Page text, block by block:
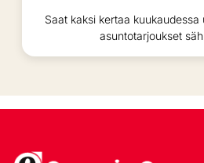
Saat kaksi kertaa kuukaudessa
asuntotarjoukset